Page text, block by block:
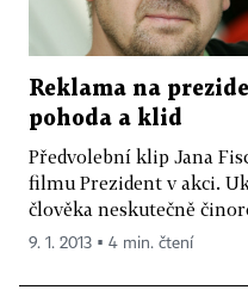
Reklama na
pohoda a klid
Předvolební klip Jana
filmu Prezident v akci.
člověka neskutečně
9. 1. 2013 ▪ 4 min. čtení